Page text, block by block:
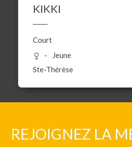
KIKKI
Court
Jeune
Ste-Thérèse
REJOIGNEZ LA